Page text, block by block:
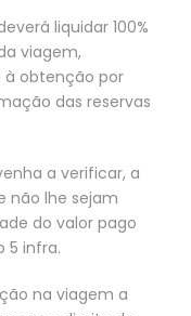
liquidar 100%
viagem,
à obtenção por
das reservas
a verificar, a
não lhe sejam
do valor pago
5 infra.
na viagem a